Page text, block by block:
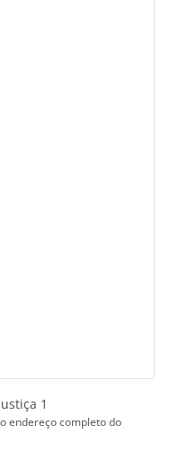
1
endereço completo do